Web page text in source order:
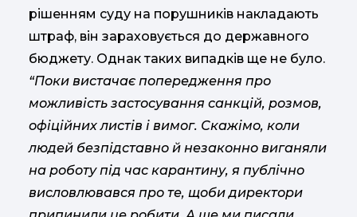
рішенням суду на порушників накладають
штраф, він зараховується до державного
бюджету. Однак таких випадків ще не було.
“Поки вистачає попередження про
можливість застосування санкцій, розмов,
офіційних листів і вимог. Скажімо, коли
людей безпідставно й незаконно виганяли
на роботу під час карантину, я публічно
висловлювався про те, щоби директори